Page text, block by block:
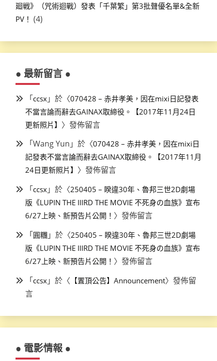
廻戦》（咒術迴戰）發表「千葉繁」第3批聲優名單&全新
PV！ (4)
● 最新留言 ●
「ccsx 」於〈070428 – 赤井孝美，因在mixi日記發表
不當言論而辭去GAINAX取締役。【2017年11月24日
更新照片】 〉發佈留言
「Wang Yun 」於〈070428 – 赤井孝美，因在mixi日
記發表不當言論而辭去GAINAX取締役。【2017年11月
24日更新照片】 〉發佈留言
「ccsx 」於〈250405 – 睽違30年、魯邦三世2D劇場
版《LUPIN THE IIIRD THE MOVIE 不死身の血族》宣布
6/27上映、新預告片公開！ 〉發佈留言
「圓糰 」於〈250405 – 睽違30年、魯邦三世2D劇場
版《LUPIN THE IIIRD THE MOVIE 不死身の血族》宣布
6/27上映、新預告片公開！ 〉發佈留言
「ccsx 」於〈 【置頂公告】Announcement〉發佈留
言
● 電影情報 ●